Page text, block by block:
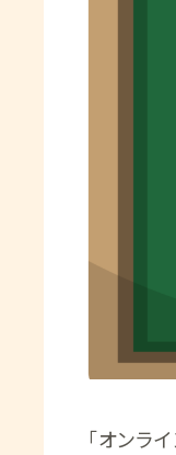
「オンラ